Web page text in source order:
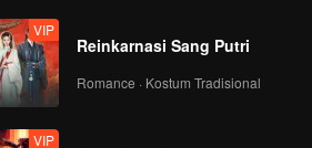
VIP
144
VIP
VIP
VIP
Reinkarnasi Sang Putri
Romance · Kostum Tradisional
VIP